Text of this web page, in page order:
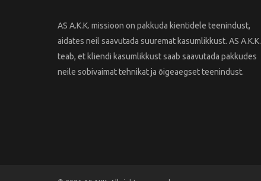
AS A.K.K. missioon on pakkuda kientidele teenindust,
aidates neil saavutada suuremat kasumlikkust. AS A.K.K.
teab, et kliendi kasumlikkust saab saavutada pakkudes
neile sobivaimat tehnikat ja õigeaegset teenindust.